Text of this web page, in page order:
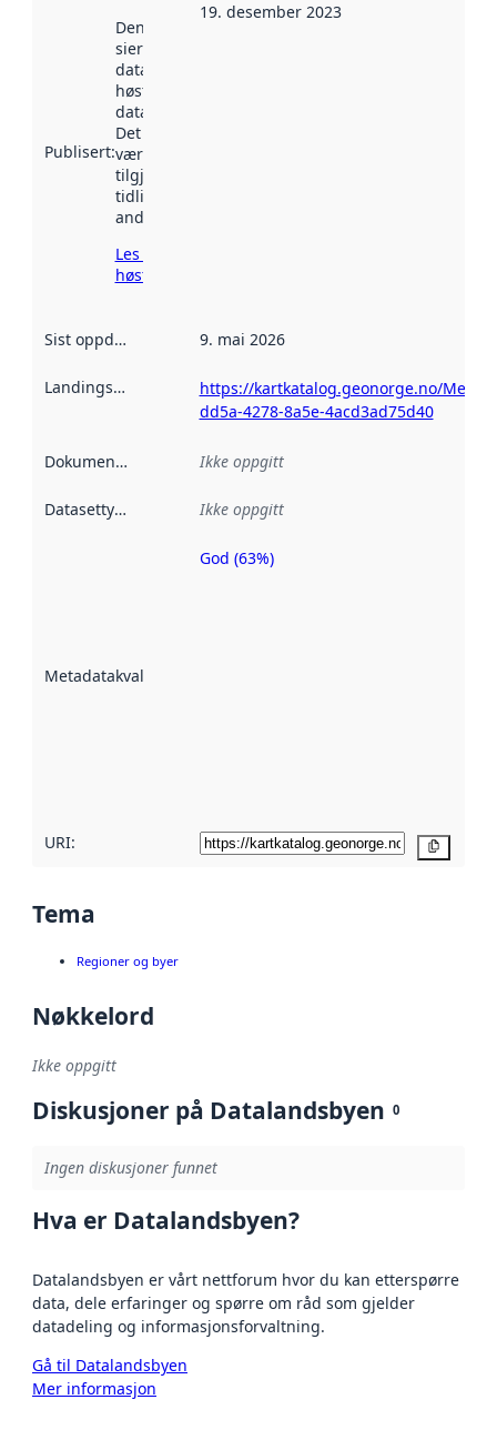
Publisert:
Denne datoen
sier når
datasettet ble
høstet av
data.norge.no.
Det kan ha
vært
tilgjengelig
tidligere
andre steder.
Les mer om
høsting her
19. desember 2023
Sist oppdatert 9. mai 2026
Landingsside
https://kartkatalog.geonorge.no/
dd5a-4278-8a5e-4acd3ad75d40
Dokumentasjon Ikke oppgitt
Datasettype Ikke oppgitt
Metadatakvalitet
Metadatakvalitet
God (63%)
URI:
Tema
Regioner og byer
Nøkkelord
Ikke oppgitt
Diskusjoner på Datalandsbyen 0
Ingen diskusjoner funnet
Hva er Datalandsbyen?
Datalandsbyen er vårt nettforum hvor du kan etterspørre
data, dele erfaringer og spørre om råd som gjelder
datadeling og informasjonsforvaltning.
Gå til Datalandsbyen
Mer informasjon